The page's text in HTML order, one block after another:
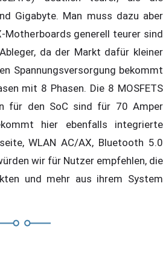
Gigabyte. Man muss dazu aber
Motherboards generell teurer sind
da der Markt dafür kleiner
Spannungsversorgung bekommt
mit 8 Phasen. Die 8 MOSFETS
für den SoC sind für 70 Amper
hier ebenfalls integrierte
WLAN AC/AX, Bluetooth 5.0
wir für Nutzer empfehlen, die
und mehr aus ihrem System